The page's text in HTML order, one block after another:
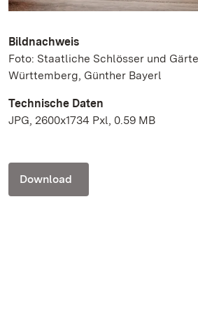
Bildnachweis
Foto: Staatliche Schlösser und
Württemberg, Günther Bayerl
Technische Daten
JPG, 2600x1734 Pxl, 0.59 MB
Download